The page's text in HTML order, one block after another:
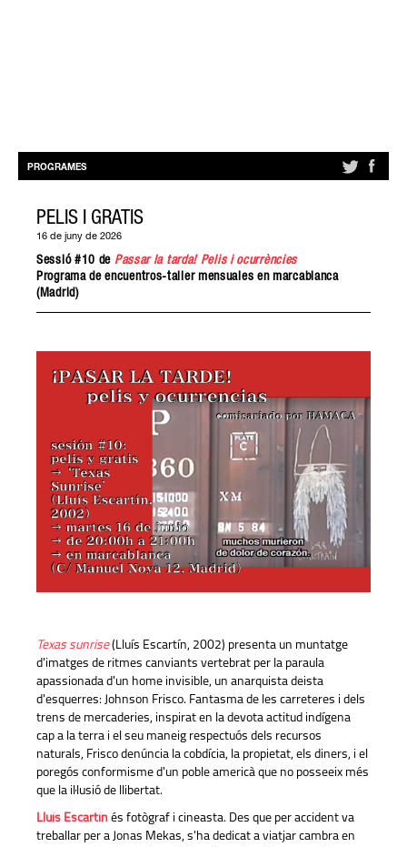
PROGRAMES
PELIS I GRATIS
16 de juny de 2026
Sessió #10 de Passar la tarda! Pelis i ocurrències
Programa de encuentros-taller mensuales en marcablanca
(Madrid)
Texas sunrise(Lluís Escartín, 2002) presenta un muntatge
d'imatges de ritmes canviants vertebrat per la paraula
apassionada d'un home invisible, un anarquista deista
d'esquerres: Johnson Frisco. Fantasma de les carreteres i dels
trens de mercaderies, inspirat en la devota actitud indígena
cap a la terra i el seu maneig respectuós dels recursos
naturals, Frisco denúncia la cobdícia, la propietat, els diners, i el
poregós conformisme d'un poble americà que no posseeix més
que la il·lusió de llibertat.
Lluís Escartín és fotògraf i cineasta. Des que per accident va
treballar per a Jonas Mekas, s'ha dedicat a viatjar cambra en